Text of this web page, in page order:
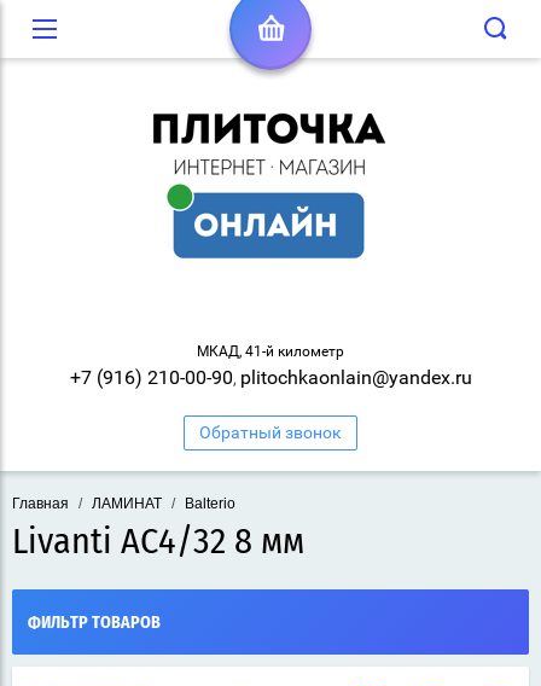
МКАД, 41-й километр
+7 (916) 210-00-90, plitochkaonlain@yandex.ru
Обратный звонок
Главная / ЛАМИНАТ / Balterio
Livanti AC4/32 8 мм
ФИЛЬТР ТОВАРОВ